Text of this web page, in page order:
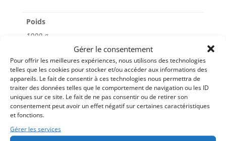
Gérer le consentement
Pour offrir les meilleures expériences, nous utilisons des technologies
telles que les cookies pour stocker et/ou accéder aux informations des
appareils. Le fait de consentir à ces technologies nous permettra de
traiter des données telles que le comportement de navigation ou les ID
uniques sur ce site. Le fait de ne pas consentir ou de retirer son
consentement peut avoir un effet négatif sur certaines caractéristiques
et fonctions.
Gérer les services
Camargue
Poids
1000 g
90 × 90 × 250 mm